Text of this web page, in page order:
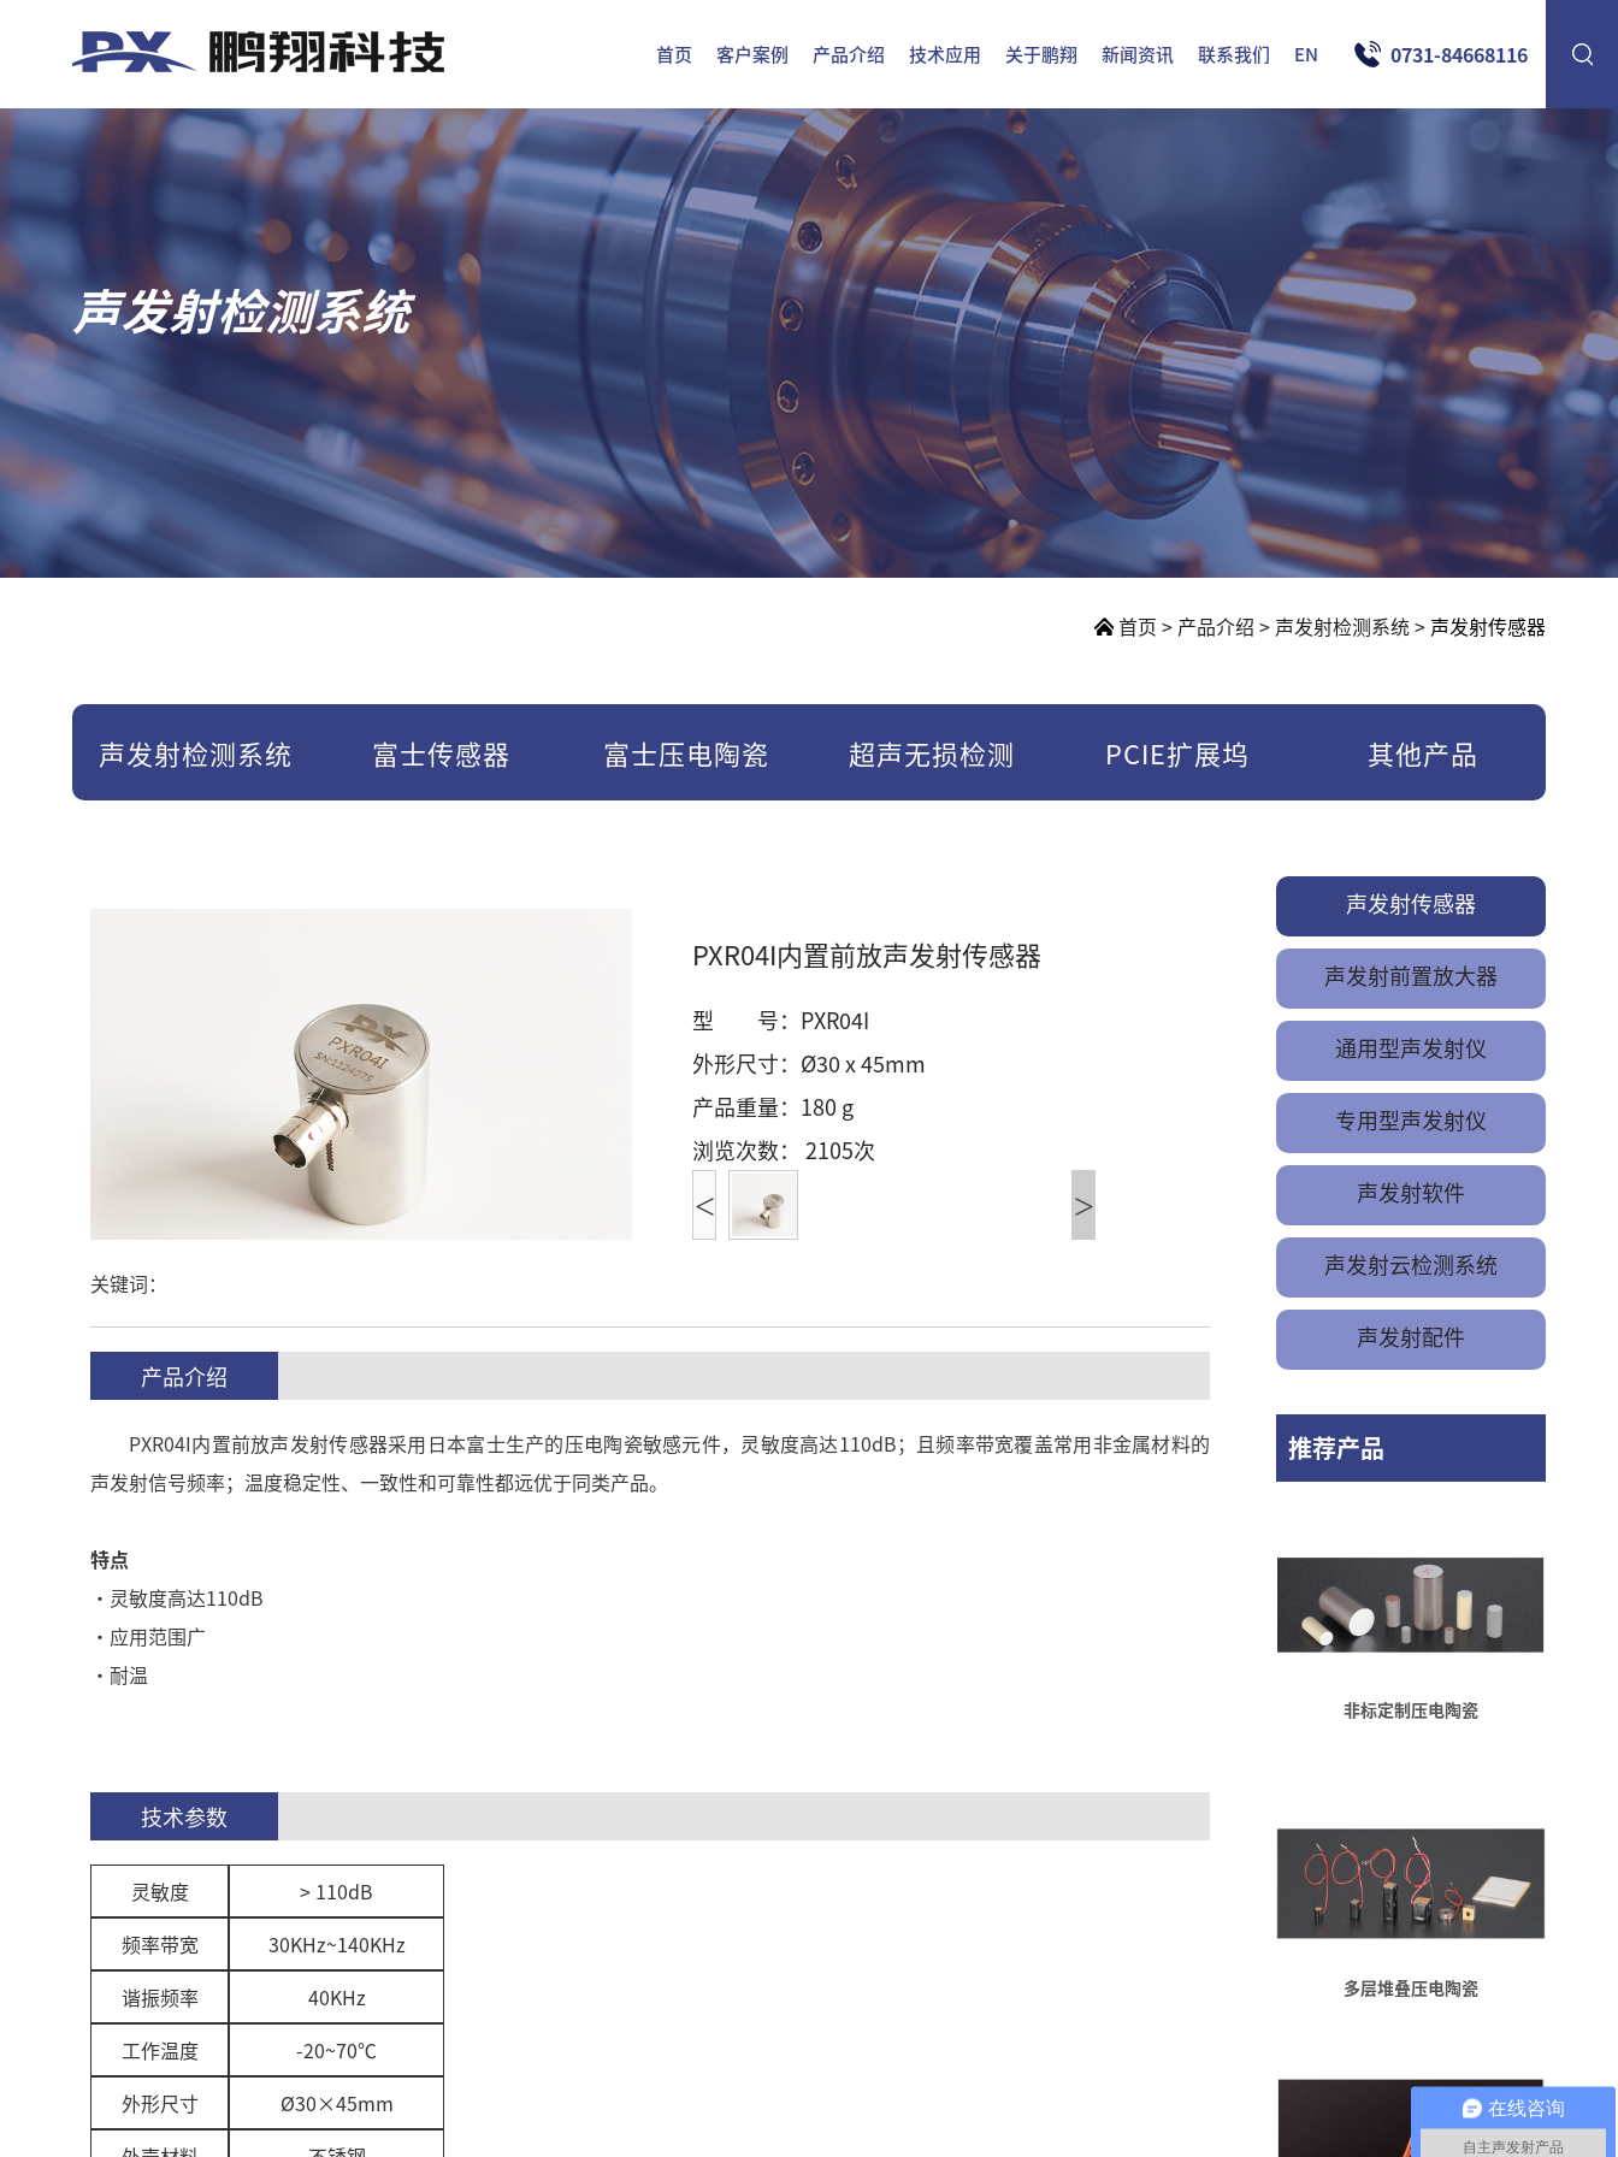
首页 客户案例 产品介绍 技术应用 关于鹏翔 新闻资讯 联系我们 EN 0731-84668116
声发射检测系统
首页 > 产品介绍 > 声发射检测系统> 声发射传感器
声发射检测系统 富士传感器 富士压电陶瓷 超声无损检测 PCIE扩展坞 其他产品
< >
PXR04I内置前放声发射传感器
型 号：PXR04I
外形尺寸：Ø30 x 45mm
产品重量：180 g
浏览次数： 2105次
关键词：
产品介绍
PXR04I内置前放声发射传感器采用日本富士生产的压电陶瓷敏感元件，灵敏度高达110dB；且频率带宽覆盖常用非金属材料的
声发射信号频率； 温度稳定性、一致性和可靠性都远优于同类产品。
特点
·灵敏度高达110dB
·应用范围广
·耐温
技术参数
灵敏度
> 110dB
频率带宽
30KHz~140KHz
谐振频率
40KHz
工作温度
-20~70℃
外形尺寸
Ø30×45mm
声发射传感器
声发射前置放大器
通用型声发射仪
专用型声发射仪
声发射软件
声发射云检测系统
声发射配件
推荐产品
非标定制压电陶瓷
多层堆叠压电陶瓷
在线咨询
自主声发射产品